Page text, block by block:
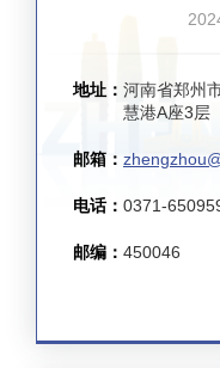
地址： 河南省郑州
慧港A座3层
邮箱：
电话： 0371-
邮编： 450046